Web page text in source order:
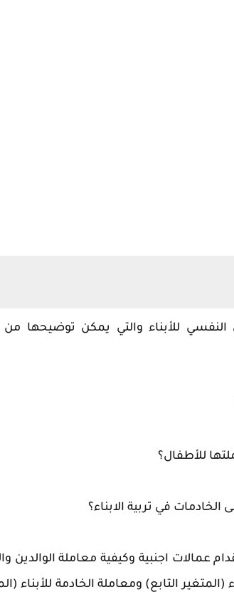
للأبناء والتي يمكن توضيحها من
عمالات اجنبية وكيفية معاملة الوالدين
(المتغير التابع) ومعاملة الخادمة للأبناء